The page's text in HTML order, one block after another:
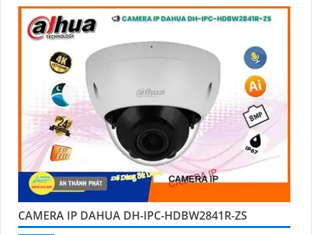
CAMERA IP DAHUA DH-IPC-HDBW2841R-ZS